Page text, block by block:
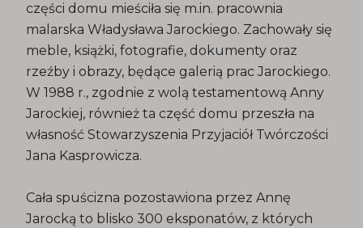
części domu mieściła się m.in. pracownia
malarska Władysława Jarockiego. Zachowały się
meble, książki, fotografie, dokumenty oraz
rzeźby i obrazy, będące galerią prac Jarockiego.
W 1988 r., zgodnie z wolą testamentową Anny
Jarockiej, również ta część domu przeszła na
własność Stowarzyszenia Przyjaciół Twórczości
Jana Kasprowicza.
Cała spuścizna pozostawiona przez Annę
Jarocką to blisko 300 eksponatów, z których